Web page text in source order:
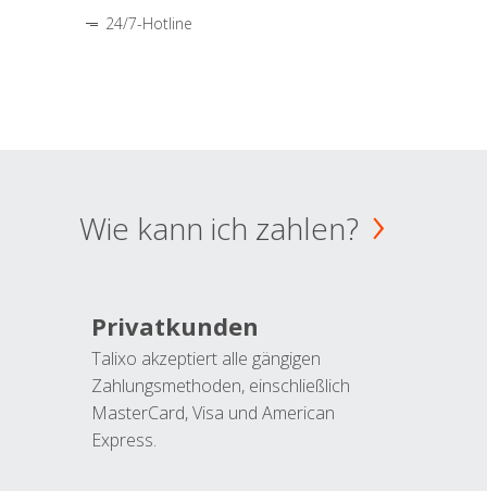
24/7-Hotline
Wie kann ich zahlen?
Privatkunden
Talixo akzeptiert alle gängigen
Zahlungsmethoden, einschließlich
MasterCard, Visa und American
Express.